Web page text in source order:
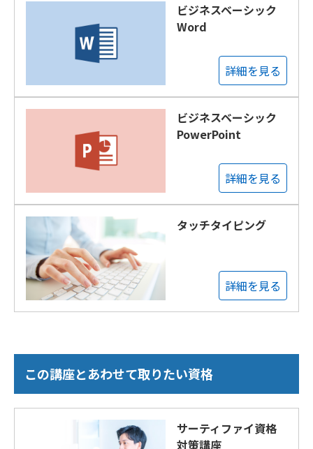
ビジネスベーシック
Word
詳細を見る
ビジネスベーシック
PowerPoint
詳細を見る
タッチタイピング
詳細を見る
この講座とあわせて取りたい資格
サーティファイ資格
対策講座